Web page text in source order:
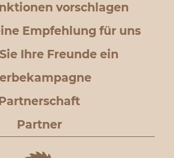
vorschlagen
Empfehlung für uns
Ihre Freunde ein
Partner